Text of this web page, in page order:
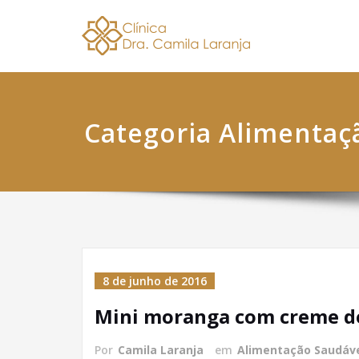
Categoria
8 de junho de 2016
Mini moranga com creme
Por Camila Laranja em Alimentação